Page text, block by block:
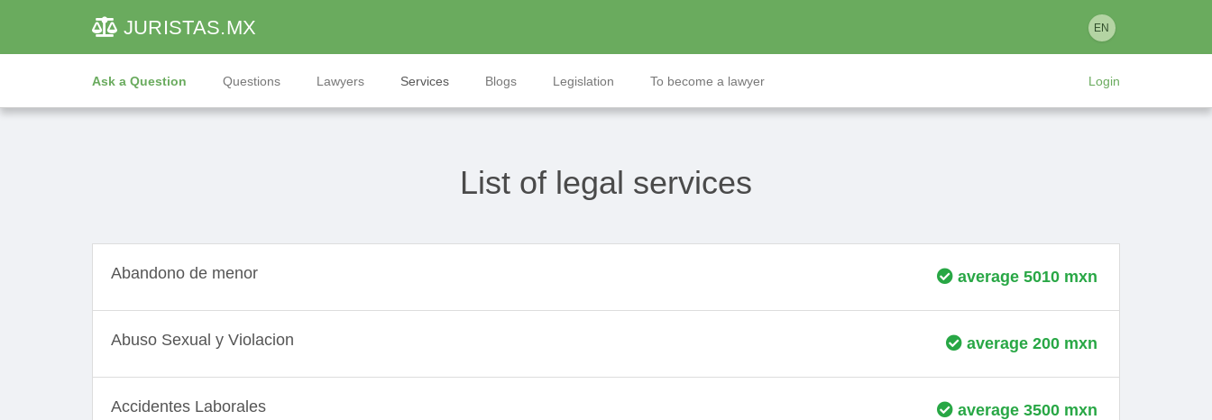
JURISTAS.MX EN
Ask a Question Questions Lawyers Services Blogs Legislation To become a lawyer Login
List of legal services
Abandono de menor average 5010 mxn
Abuso Sexual y Violacion average 200 mxn
Accidentes Laborales average 3500 mxn